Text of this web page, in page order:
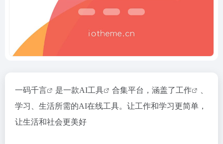
一码千言 是一款AI工具 合集平台，涵盖了工作
学习、生活所需的AI在线工具。让工作和学习更简单，
让生活和社会更美好